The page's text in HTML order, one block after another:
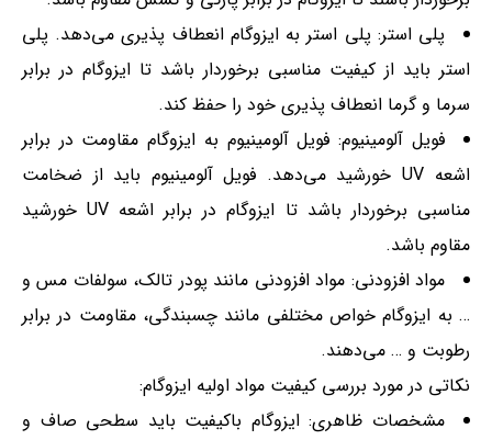
پلی استر: پلی استر به ایزوگام انعطاف پذیری می‌دهد. پلی
استر باید از کیفیت مناسبی برخوردار باشد تا ایزوگام در برابر
سرما و گرما انعطاف پذیری خود را حفظ کند.
فویل آلومینیوم: فویل آلومینیوم به ایزوگام مقاومت در برابر
اشعه UV خورشید می‌دهد. فویل آلومینیوم باید از ضخامت
مناسبی برخوردار باشد تا ایزوگام در برابر اشعه UV خورشید
مقاوم باشد.
مواد افزودنی: مواد افزودنی مانند پودر تالک، سولفات مس و
… به ایزوگام خواص مختلفی مانند چسبندگی، مقاومت در برابر
رطوبت و … می‌دهند.
نکاتی در مورد بررسی کیفیت مواد اولیه ایزوگام:
مشخصات ظاهری: ایزوگام باکیفیت باید سطحی صاف و